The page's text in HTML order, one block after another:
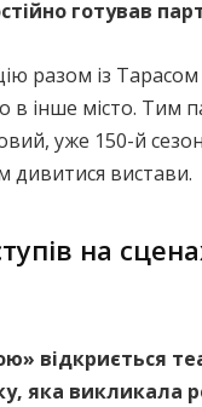
готував
разом із
в інше місто.
уже 150-й
дивитися вистави.
на
відкриється
яка викликала